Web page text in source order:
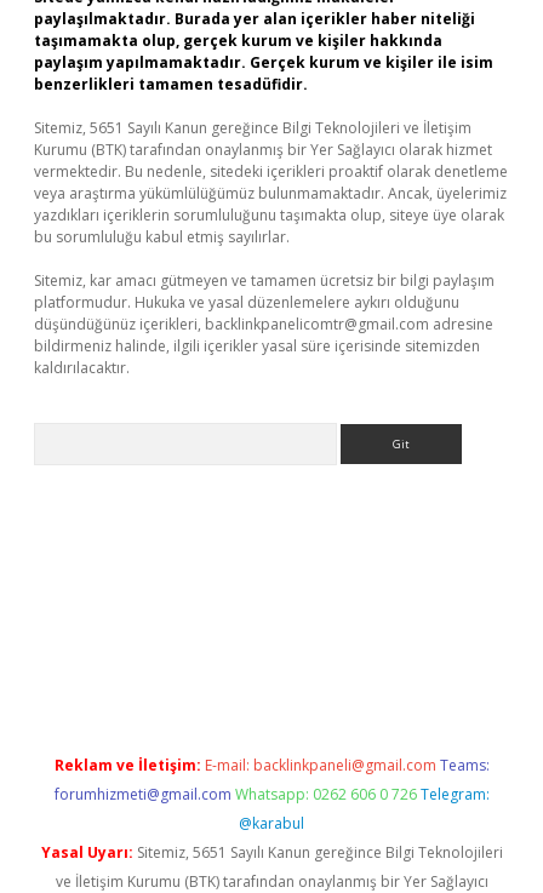
paylaşılmaktadır. Burada yer alan içerikler haber niteliği
taşımamakta olup, gerçek kurum ve kişiler hakkında
paylaşım yapılmamaktadır. Gerçek kurum ve kişiler ile isim
benzerlikleri tamamen tesadüfidir.
Sitemiz, 5651 Sayılı Kanun gereğince Bilgi Teknolojileri ve İletişim
Kurumu (BTK) tarafından onaylanmış bir Yer Sağlayıcı olarak hizmet
vermektedir. Bu nedenle, sitedeki içerikleri proaktif olarak denetleme
veya araştırma yükümlülüğümüz bulunmamaktadır. Ancak, üyelerimiz
yazdıkları içeriklerin sorumluluğunu taşımakta olup, siteye üye olarak
bu sorumluluğu kabul etmiş sayılırlar.
Sitemiz, kar amacı gütmeyen ve tamamen ücretsiz bir bilgi paylaşım
platformudur. Hukuka ve yasal düzenlemelere aykırı olduğunu
düşündüğünüz içerikleri, backlinkpanelicomtr@gmail.com adresine
bildirmeniz halinde, ilgili içerikler yasal süre içerisinde sitemizden
kaldırılacaktır.
Reklam ve İletişim: E-mail: backlinkpaneli@gmail.com Teams:
forumhizmeti@gmail.com Whatsapp: 0262 606 0 726 Telegram:
@karabul
Yasal Uyarı: Sitemiz, 5651 Sayılı Kanun gereğince Bilgi Teknolojileri
ve İletişim Kurumu (BTK) tarafından onaylanmış bir Yer Sağlayıcı